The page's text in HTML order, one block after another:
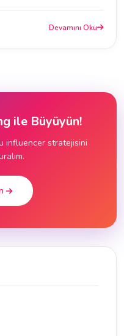
Devamını Oku
ile Büyüyün!
influencer stratejisini